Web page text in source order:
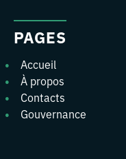
PAGES
Accueil
À propos
Contacts
Gouvernance